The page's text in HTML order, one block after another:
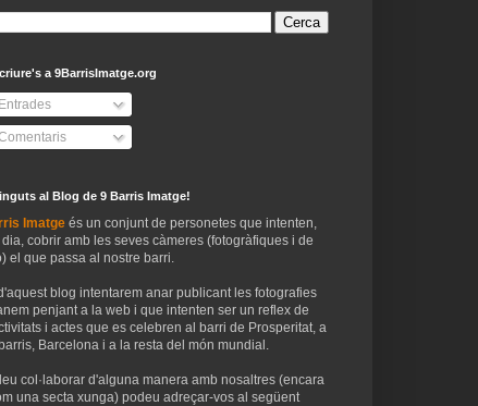
a 9BarrisImatge.org
Entrades
al Blog de 9 Barris Imatge!
Imatge és un conjunt de personetes que intenten,
cobrir amb les seves càmeres (fotogràfiques i de
el que passa al nostre barri.
blog intentarem anar publicant les fotografies
penjant a la web i que intenten ser un reflex de
i actes que es celebren al barri de Prosperitat, a
Barcelona i a la resta del món mundial.
col·laborar d'alguna manera amb nosaltres (encara
una secta xunga) podeu adreçar-vos al següent